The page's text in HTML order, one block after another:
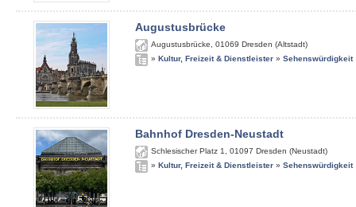
Augustusbrücke
Augustusbrücke 01069 Dresden (Altstadt)
» Kultur, Freizeit & Dienstleister » Sehenswürdigkeit
Bahnhof Dresden-Neustadt
Schlesischer Platz 1 01097 Dresden (Neustadt)
» Kultur, Freizeit & Dienstleister » Sehenswürdigkeit